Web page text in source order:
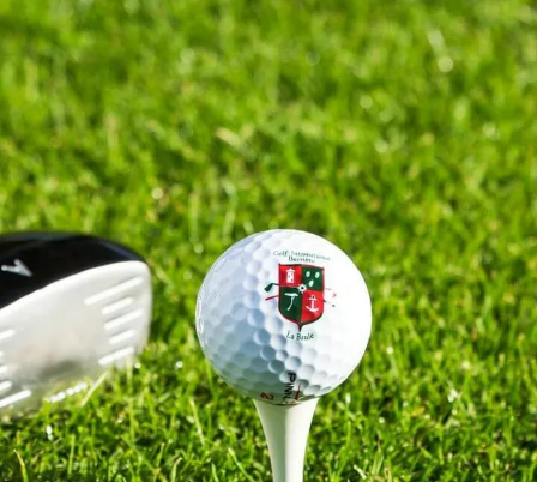
GOLF
Suivre les conseils d'un coach au golf de Domont-
Montmorency, situé à 8 kilomètres du Grand Hôtel
Enghien-les-Bains. Admirer la technique des professionnels
lors des compétitions organisées par l'un des clubs de la
région Île-de-France. Se détendre dans un Club House à la
décoration raffinée. ... Voir plus